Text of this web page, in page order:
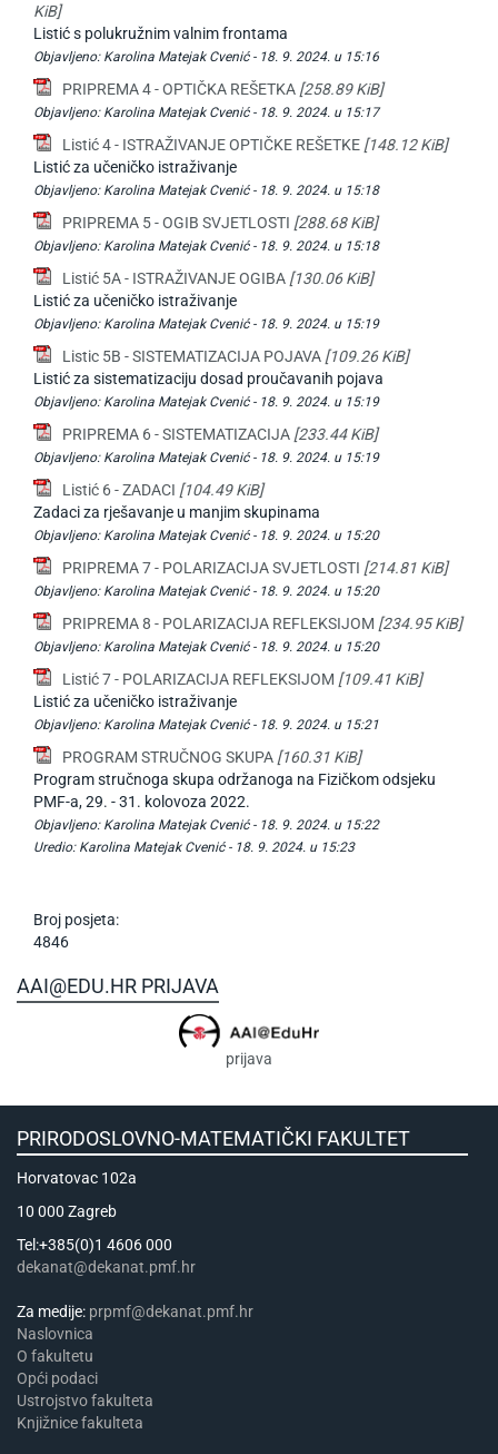
KiB]
Listić s polukružnim valnim frontama
Objavljeno: Karolina Matejak Cvenić - 18. 9. 2024. u 15:16
PRIPREMA 4 - OPTIČKA REŠETKA [258.89 KiB]
Objavljeno: Karolina Matejak Cvenić - 18. 9. 2024. u 15:17
Listić 4 - ISTRAŽIVANJE OPTIČKE REŠETKE [148.12 KiB]
Listić za učeničko istraživanje
Objavljeno: Karolina Matejak Cvenić - 18. 9. 2024. u 15:18
PRIPREMA 5 - OGIB SVJETLOSTI [288.68 KiB]
Objavljeno: Karolina Matejak Cvenić - 18. 9. 2024. u 15:18
Listić 5A - ISTRAŽIVANJE OGIBA [130.06 KiB]
Listić za učeničko istraživanje
Objavljeno: Karolina Matejak Cvenić - 18. 9. 2024. u 15:19
Listic 5B - SISTEMATIZACIJA POJAVA [109.26 KiB]
Listić za sistematizaciju dosad proučavanih pojava
Objavljeno: Karolina Matejak Cvenić - 18. 9. 2024. u 15:19
PRIPREMA 6 - SISTEMATIZACIJA [233.44 KiB]
Objavljeno: Karolina Matejak Cvenić - 18. 9. 2024. u 15:19
Listić 6 - ZADACI [104.49 KiB]
Zadaci za rješavanje u manjim skupinama
Objavljeno: Karolina Matejak Cvenić - 18. 9. 2024. u 15:20
PRIPREMA 7 - POLARIZACIJA SVJETLOSTI [214.81 KiB]
Objavljeno: Karolina Matejak Cvenić - 18. 9. 2024. u 15:20
PRIPREMA 8 - POLARIZACIJA REFLEKSIJOM [234.95 KiB]
Objavljeno: Karolina Matejak Cvenić - 18. 9. 2024. u 15:20
Listić 7 - POLARIZACIJA REFLEKSIJOM [109.41 KiB]
Listić za učeničko istraživanje
Objavljeno: Karolina Matejak Cvenić - 18. 9. 2024. u 15:21
PROGRAM STRUČNOG SKUPA [160.31 KiB]
Program stručnoga skupa održanoga na Fizičkom odsjeku
PMF-a, 29. - 31. kolovoza 2022.
Objavljeno: Karolina Matejak Cvenić - 18. 9. 2024. u 15:22
Uredio: Karolina Matejak Cvenić - 18. 9. 2024. u 15:23
Broj posjeta:
4846
AAI@EDU.HR PRIJAVA
prijava
PRIRODOSLOVNO-MATEMATIČKI FAKULTET
Horvatovac 102a
10 000 Zagreb
Tel:+385(0)1 4606 000
dekanat@dekanat.pmf.hr
Za medije: prpmf@dekanat.pmf.hr
Naslovnica
​​​O fakultetu
Opći podaci
Ustrojstvo fakulteta
Knjižnice fakulteta